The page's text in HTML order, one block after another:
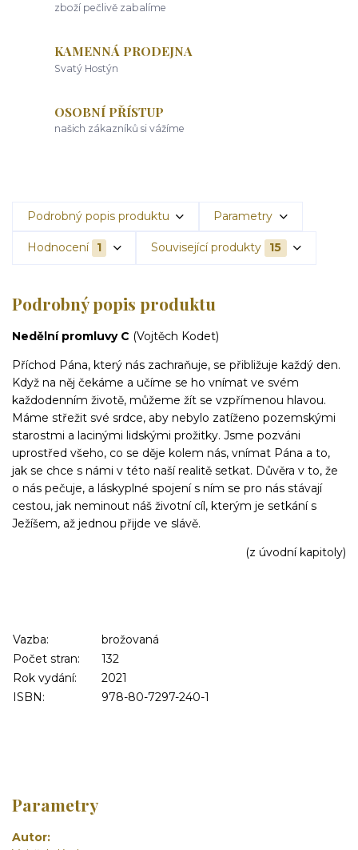
zboží pečlivě zabalíme
KAMENNÁ PRODEJNA
Svatý Hostýn
OSOBNÍ PŘÍSTUP
našich zákazníků si vážíme
Podrobný popis produktu Parametry
Hodnocení 1 Související produkty 15
Podrobný popis produktu
Nedělní promluvy C (Vojtěch Kodet)
Příchod Pána, který nás zachraňuje, se přibližuje každý den.
Když na něj čekáme a učíme se ho vnímat ve svém
každodenním životě, můžeme žít se vzpřímenou hlavou.
Máme střežit své srdce, aby nebylo zatíženo pozemskými
starostmi a lacinými lidskými prožitky. Jsme pozváni
uprostřed všeho, co se děje kolem nás, vnímat Pána a to,
jak se chce s námi v této naší realitě setkat. Důvěra v to, že
o nás pečuje, a láskyplné spojení s ním se pro nás stávají
cestou, jak neminout náš životní cíl, kterým je setkání s
Ježíšem, až jednou přijde ve slávě.
(z úvodní kapitoly)
Vazba:
brožovaná
Počet stran:
132
Rok vydání:
2021
ISBN:
978-80-7297-240-1
Parametry
Autor